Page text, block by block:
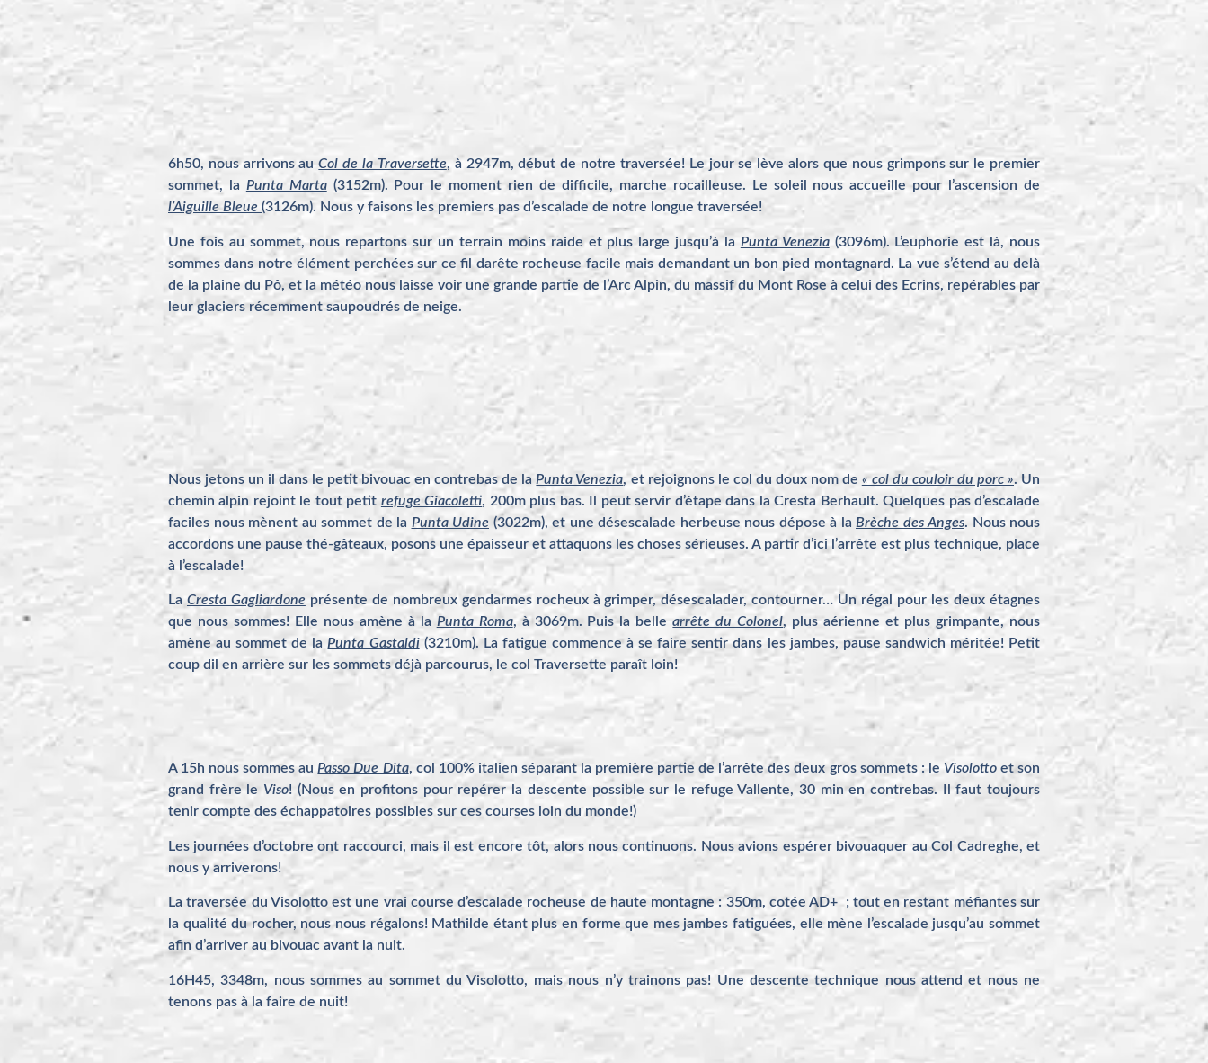
6h50, nous arrivons auCol de la Traversette, à 2947m, début de notre traversée! Le jour se lève alors que nous grimpons sur le premier
sommet, la Punta Marta(3152m). Pour le moment rien de difficile, marche rocailleuse. Le soleil nous accueille pour l’ascension de
l’Aiguille Bleue (3126m). Nous y faisons les premiers pas d’escalade de notre longue traversée!
Une fois au sommet, nous repartons sur un terrain moins raide et plus large jusqu’à la Punta Venezia(3096m). L’euphorie est là, nous
sommes dans notre élément perchées sur ce fil darête rocheuse facile mais demandant un bon pied montagnard. La vue s’étend au delà
de la plaine du Pô, et la météo nous laisse voir une grande partie de l’Arc Alpin, du massif du Mont Rose à celui des Ecrins, repérables par
leur glaciers récemment saupoudrés de neige.
Nous jetons un il dans le petit bivouac en contrebas de laPunta Venezia, et rejoignons le col du doux nom de « col du couloir du porc ». Un
chemin alpin rejoint le tout petit refuge Giacoletti, 200m plus bas. Il peut servir d’étape dans la Cresta Berhault. Quelques pas d’escalade
faciles nous mènent au sommet de la Punta Udine (3022m), et une désescalade herbeuse nous dépose à la Brèche des Anges. Nous nous
accordons une pause thé-gâteaux, posons une épaisseur et attaquons les choses sérieuses. A partir d’ici l’arrête est plus technique, place
à l’escalade!
LaCresta Gagliardone présente de nombreux gendarmes rocheux à grimper, désescalader, contourner… Un régal pour les deux étagnes
que nous sommes! Elle nous amène à la Punta Roma, à 3069m. Puis la bellearrête du Colonel, plus aérienne et plus grimpante, nous
amène au sommet de la Punta Gastaldi(3210m). La fatigue commence à se faire sentir dans les jambes, pause sandwich méritée! Petit
coup dil en arrière sur les sommets déjà parcourus, le col Traversette paraît loin!
A 15h nous sommes auPasso Due Dita, col 100% italien séparant la première partie de l’arrête des deux gros sommets : leVisolotto et son
grand frère le Viso! (Nous en profitons pour repérer la descente possible sur le refuge Vallente, 30 min en contrebas. Il faut toujours
tenir compte des échappatoires possibles sur ces courses loin du monde!)
Les journées d’octobre ont raccourci, mais il est encore tôt, alors nous continuons. Nous avions espérer bivouaquer au Col Cadreghe, et
nous y arriverons!
La traversée du Visolotto est une vrai course d’escalade rocheuse de haute montagne : 350m, cotée AD+ ; tout en restant méfiantes sur
la qualité du rocher, nous nous régalons! Mathilde étant plus en forme que mes jambes fatiguées, elle mène l’escalade jusqu’au sommet
afin d’arriver au bivouac avant la nuit.
16H45, 3348m, nous sommes au sommet du Visolotto, mais nous n’y trainons pas! Une descente technique nous attend et nous ne
tenons pas à la faire de nuit!